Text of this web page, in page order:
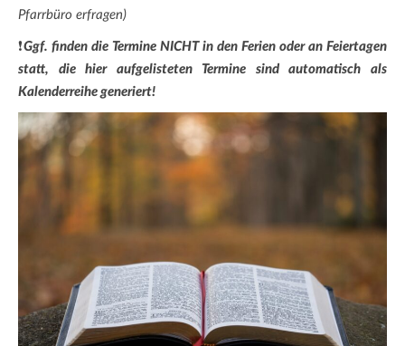
Pfarrbüro erfragen)
❗Ggf. finden die Termine NICHT in den Ferien oder an Feiertagen
statt, die hier aufgelisteten Termine sind automatisch als
Kalenderreihe generiert!